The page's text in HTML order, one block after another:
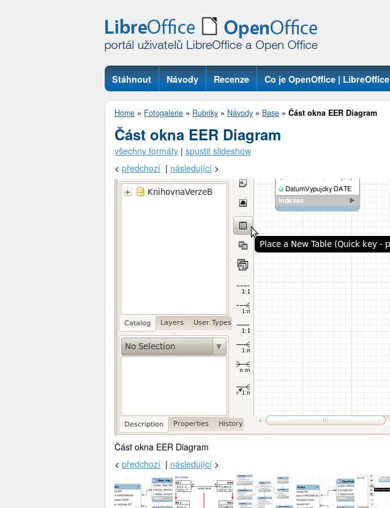
Stáhnout Návody Recenze Co je OpenOffice | LibreOffice
Otázky
Home » Fotogalerie » Rubriky » Návody » Base » Část okna EER Diagram
Část okna EER Diagram
všechny formáty | spustit slideshow
< předchozí | následující >
Část okna EER Diagram
< předchozí | následující >